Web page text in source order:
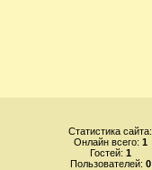
Статистика сайта:
Онлайн всего: 1
Гостей: 1
Пользователей: 0